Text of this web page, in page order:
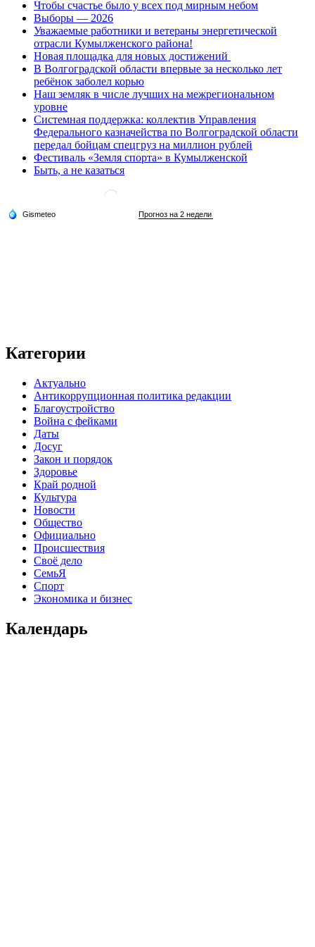
Чтобы счастье было у всех под мирным небом
Выборы — 2026
Уважаемые работники и ветераны энергетической
отрасли Кумылженского района!
Новая площадка для новых достижений
В Волгоградской области впервые за несколько лет
ребёнок заболел корью
Наш земляк в числе лучших на межрегиональном
уровне
Системная поддержка: коллектив Управления
Федерального казначейства по Волгоградской области
передал бойцам спецгруз на миллион рублей
Фестиваль «Земля спорта» в Кумылженской
Быть, а не казаться
Категории
Актуально
Антикоррупционная политика редакции
Благоустройство
Война с фейками
Даты
Досуг
Закон и порядок
Здоровье
Край родной
Культура
Новости
Общество
Официально
Происшествия
Своё дело
СемьЯ
Спорт
Экономика и бизнес
Календарь